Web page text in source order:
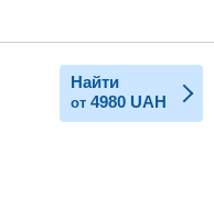
Найти
от 4980 UAH